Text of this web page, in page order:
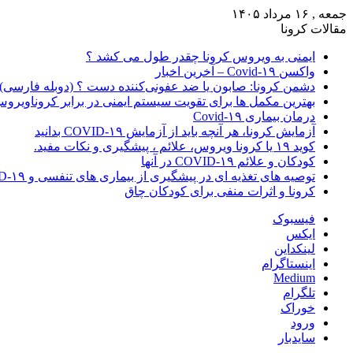
جمعه , ۱۶ مرداد ۱۴۰۵
مقالات کرونا
ایمنی به ویروس کرونا چقدر طول می کشد ؟
واکسن Covid-۱۹ – آخرین اخبار
دشمن کرونا: صابون یا ضد عفونی‌کننده دست ؟ (دوبله فارسی)
بهترین مکمل ها برای تقویت سیستم ایمنی در برابر
درمان بیماری Covid-۱۹
آزمایش کرونا، هر آنچه باید از آزمایش COVID-۱۹ بدانید
کوید ۱۹ یا کرونا ویروس، علائم ، پیشگیری و نکات مفید.
کودکان و علائم COVID-۱۹ در آنها
توصیه های تغذیه ای در پیشگیری از بیماری های تنفسی و COVID-۱۹
کرونا و اثرات منفی برای کودکان چاق
فیسبوک
ایکس
لینکداین
اینستاگرام
Medium
تلگرام
خوراک
ورود
سایدبار